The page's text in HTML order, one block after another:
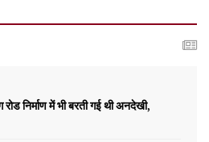
निर्माण में भी बरती गई थी अनदेखी,